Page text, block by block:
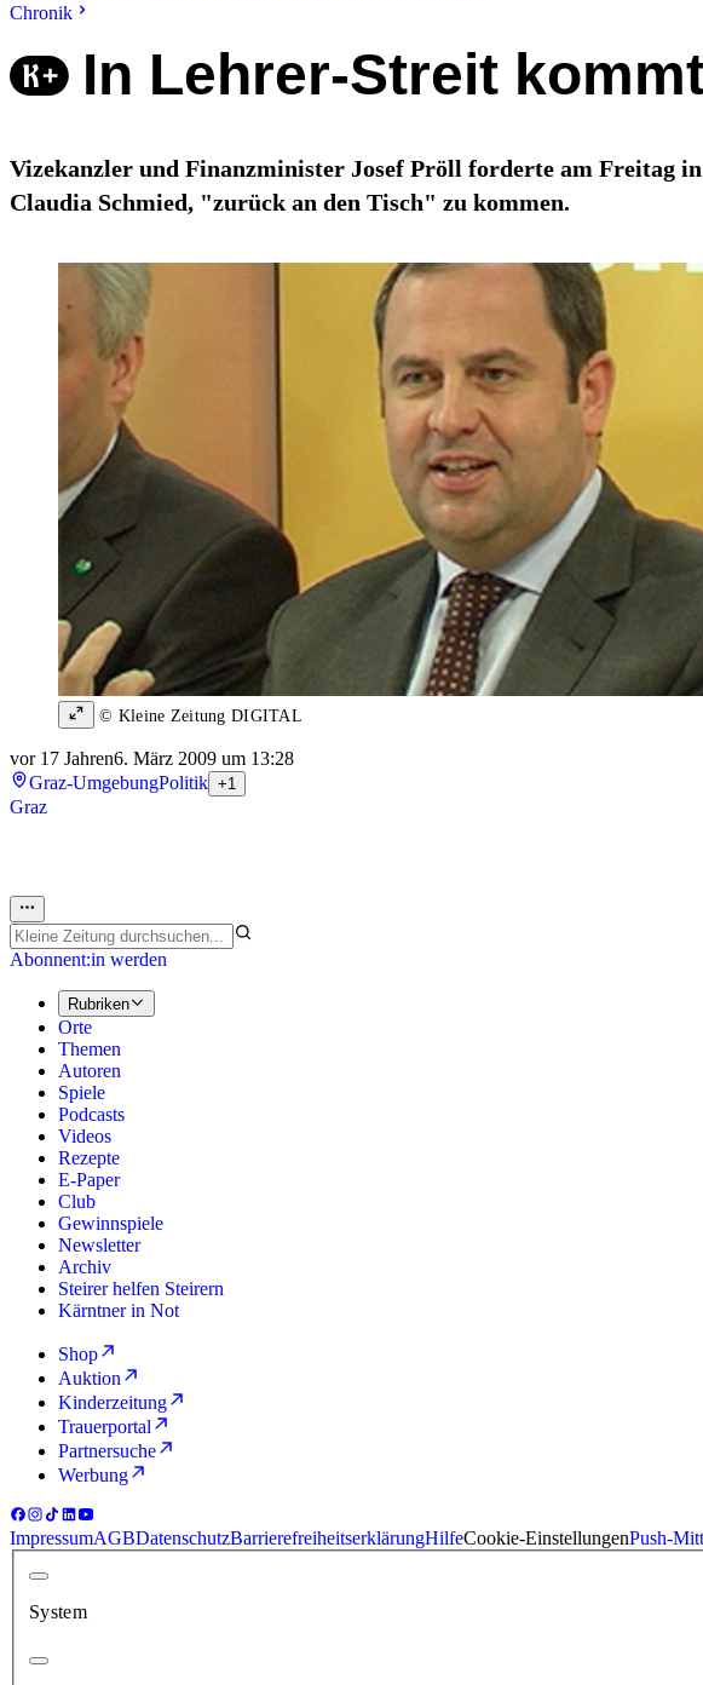
Chronik
In Lehrer-Streit
Vizekanzler und Finanzminister Josef Pröll forderte am Freitag
Claudia Schmied, "zurück an den Tisch" zu kommen.
© Kleine Zeitung DIGITAL
vor 17 Jahren6. März 2009 um 13:28
Graz-UmgebungPolitik +1
Graz
Abonnent:in werden
Rubriken
Orte
Themen
Autoren
Spiele
Podcasts
Videos
Rezepte
E-Paper
Club
Gewinnspiele
Newsletter
Archiv
Steirer helfen Steirern
Kärntner in Not
Shop
Auktion
Kinderzeitung
Trauerportal
Partnersuche
Werbung
ImpressumAGBDatenschutzBarrierefreiheitserklärungHilfeCookie-EinstellungenPush-
System